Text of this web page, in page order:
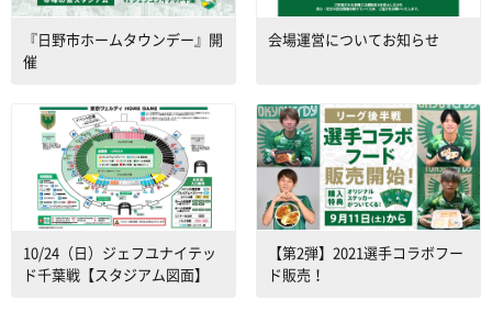
『日野市ホームタウンデー』開
催
会場運営についてお知らせ
10/24（日）ジェフユナイテッ
ド千葉戦【スタジアム図面】
【第2弾】2021選手コラボフー
ド販売！